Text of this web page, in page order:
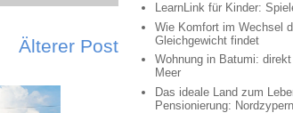
Älterer Post
LearnLink für Kinder:
Wie Komfort im Wechsel
Gleichgewicht findet
Wohnung in Batumi:
Meer
Das ideale Land zum
Pensionierung: Nordzypern